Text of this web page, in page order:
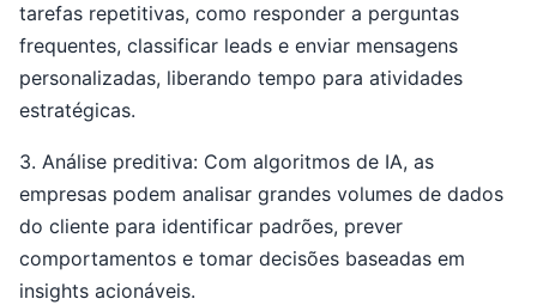
tarefas repetitivas, como responder a perguntas
frequentes, classificar leads e enviar mensagens
personalizadas, liberando tempo para atividades
estratégicas.
3. Análise preditiva: Com algoritmos de IA, as
empresas podem analisar grandes volumes de dados
do cliente para identificar padrões, prever
comportamentos e tomar decisões baseadas em
insights acionáveis.